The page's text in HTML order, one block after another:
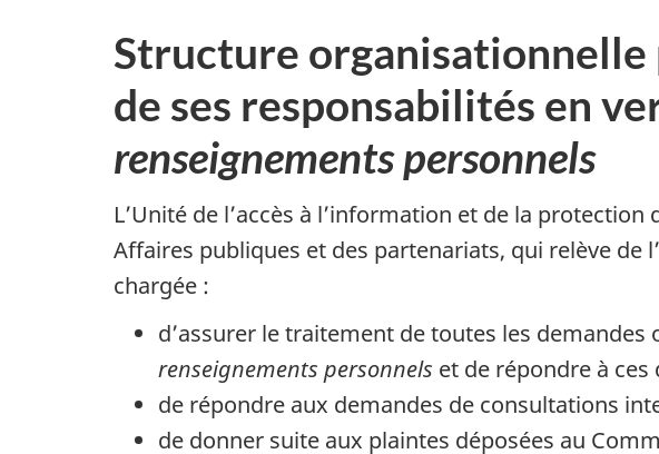
Structure
de ses responsabilités en
renseignements personnels
L’Unité de l’accès à l’information et de la
Affaires publiques et des partenariats, qui relève de
chargée :
d’assurer le traitement de toutes les
renseignements personnels et de répondre à ces
de répondre aux demandes de consultations
de donner suite aux plaintes déposées au